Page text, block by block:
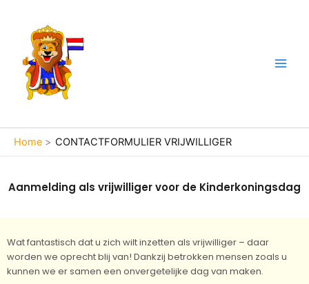
inhoud
Home CONTACTFORMULIER VRIJWILLIGER
Aanmelding als vrijwilliger voor de Kinderkoningsdag
Wat fantastisch dat u zich wilt inzetten als vrijwilliger – daar
worden we oprecht blij van! Dankzij betrokken mensen zoals u
kunnen we er samen een onvergetelijke dag van maken.